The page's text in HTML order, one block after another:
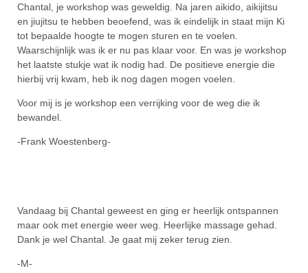
Chantal, je workshop was geweldig. Na jaren aikido, aikijitsu
en jiujitsu te hebben beoefend, was ik eindelijk in staat mijn Ki
tot bepaalde hoogte te mogen sturen en te voelen.
Waarschijnlijk was ik er nu pas klaar voor. En was je workshop
het laatste stukje wat ik nodig had. De positieve energie die
hierbij vrij kwam, heb ik nog dagen mogen voelen.
Voor mij is je workshop een verrijking voor de weg die ik
bewandel.
-Frank Woestenberg-
Vandaag bij Chantal geweest en ging er heerlijk ontspannen
maar ook met energie weer weg. Heerlijke massage gehad.
Dank je wel Chantal. Je gaat mij zeker terug zien.
-M-